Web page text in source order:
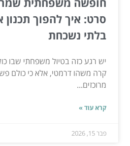
סרט: איך להפוך תכנון
בלתי נשכחת
יש רגע כזה בטיול משפחתי שבו
קרה משהו דרמטי, אלא כי כולם
מרוכזים...
קרא עוד »
פבר 15, 2026